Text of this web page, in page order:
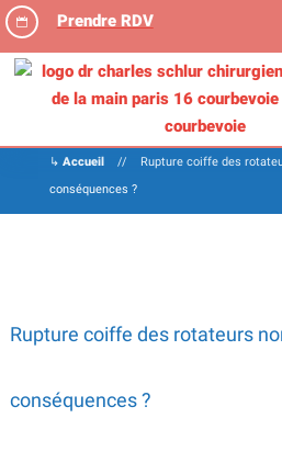
 Prendre RDV
↳ Accueil// Rupture coiffe des
conséquences ?
Rupture coiffe des rotateurs
conséquences ?